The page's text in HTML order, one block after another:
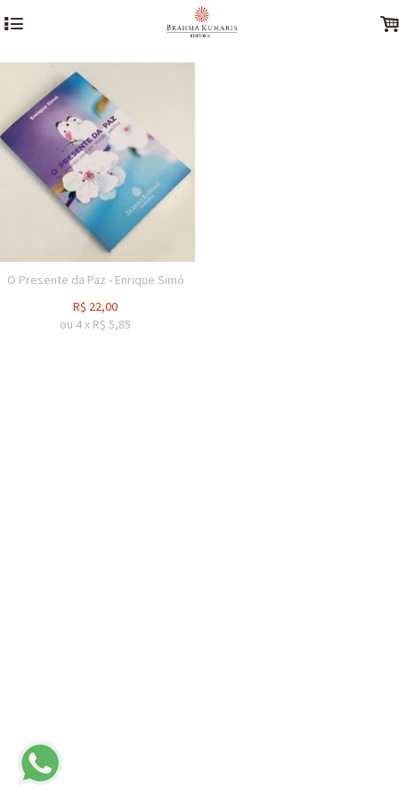
4
O Presente da Paz - Enrique Simó
R$ 22,00
ou 4x R$ 5,85